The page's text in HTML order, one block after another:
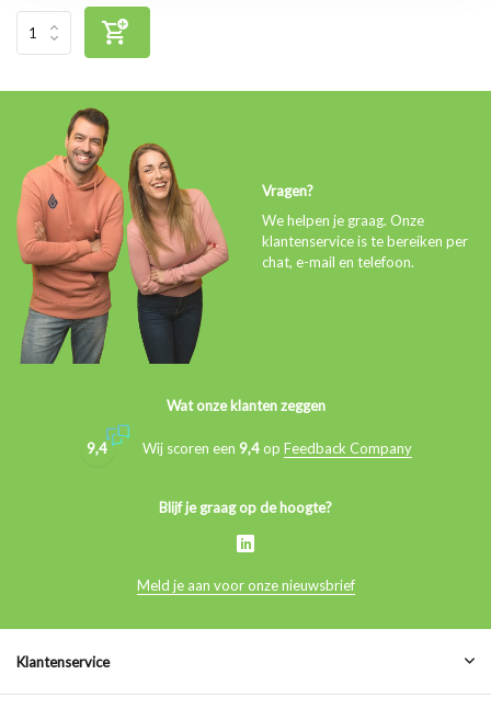
Vragen?
We helpen je graag. Onze
klantenservice is te bereiken per
chat, e-mail en telefoon.
Wat onze klanten zeggen
9,4 Wij scoren een 9,4op Feedback Company
Blijf je graag op de hoogte?
Meld je aan voor onze nieuwsbrief
Klantenservice